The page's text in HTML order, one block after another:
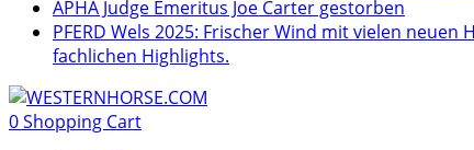
APHA Judge Emeritus Joe Carter gestorben
PFERD Wels 2025: Frischer Wind mit vielen
fachlichen Highlights.
0Shopping Cart